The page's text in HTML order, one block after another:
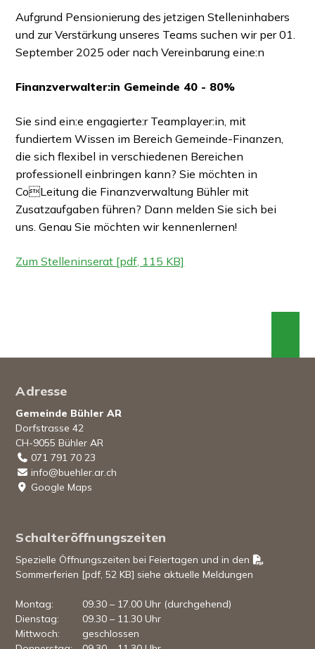
Aufgrund Pensionierung des jetzigen Stelleninhabers
und zur Verstärkung unseres Teams suchen wir per 01.
September 2025 oder nach Vereinbarung eine:n
Finanzverwalter:in Gemeinde 40 - 80%
Sie sind ein:e engagierte:r Teamplayer:in, mit
fundiertem Wissen im Bereich Gemeinde-Finanzen,
die sich flexibel in verschiedenen Bereichen
professionell einbringen kann? Sie möchten in
CoLeitung die Finanzverwaltung Bühler mit
Zusatzaufgaben führen? Dann melden Sie sich bei
uns. Genau Sie möchten wir kennenlernen!
Zum Stelleninserat [pdf, 115 KB]
Footer
Adresse
Gemeinde Bühler AR
Dorfstrasse 42
CH-9055 Bühler AR
071 791 70 23
info@buehler.ar.ch
Google Maps
Schalteröffnungszeiten
Spezielle Öffnungszeiten bei Feiertagen und in den
Sommerferien [pdf, 52 KB] siehe aktuelle Meldungen
Montag:
09.30 – 17.00 Uhr (durchgehend)
Dienstag:
09.30 – 11.30 Uhr
Mittwoch:
geschlossen